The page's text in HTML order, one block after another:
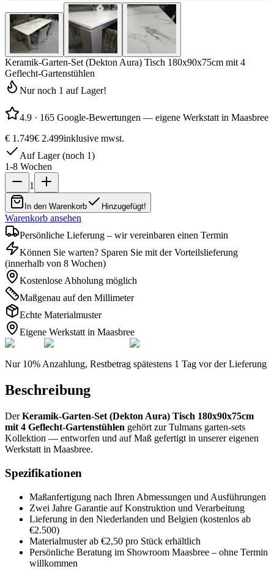
Keramik-Garten-Set (Dekton Aura) Tisch 180x90x75cm mit 4
Geflecht-Gartenstühlen
Nur noch 1 auf Lager!
4.9 · 165 Google-Bewertungen — eigene Werkstatt in Maasbree
€ 1.749€ 2.499inklusive mwst.
Auf Lager (noch 1)
1-8 Wochen
1
In den Warenkorb Hinzugefügt!
Warenkorb ansehen
Persönliche Lieferung – wir vereinbaren einen Termin
Können Sie warten? Sparen Sie mit der Vorteilslieferung
(innerhalb von 8 Wochen)
Kostenlose Abholung möglich
Maßgenau auf den Millimeter
Echte Materialmuster
Eigene Werkstatt in Maasbree
Nur 10% Anzahlung, Restbetrag spätestens 1 Tag vor der Lieferung
Beschreibung
DerKeramik-Garten-Set (Dekton Aura) Tisch 180x90x75cm
mit 4 Geflecht-Gartenstühlen gehört zur Tulmans garten-sets
Kollektion — entworfen und auf Maß gefertigt in unserer eigenen
Werkstatt in Maasbree.
Spezifikationen
Maßanfertigung nach Ihren Abmessungen und Ausführungen
Zwei Jahre Garantie auf Konstruktion und Verarbeitung
Lieferung in den Niederlanden und Belgien (kostenlos ab
€2.500)
Materialmuster ab €2,50 pro Stück erhältlich
Persönliche Beratung im Showroom Maasbree – ohne Termin
willkommen